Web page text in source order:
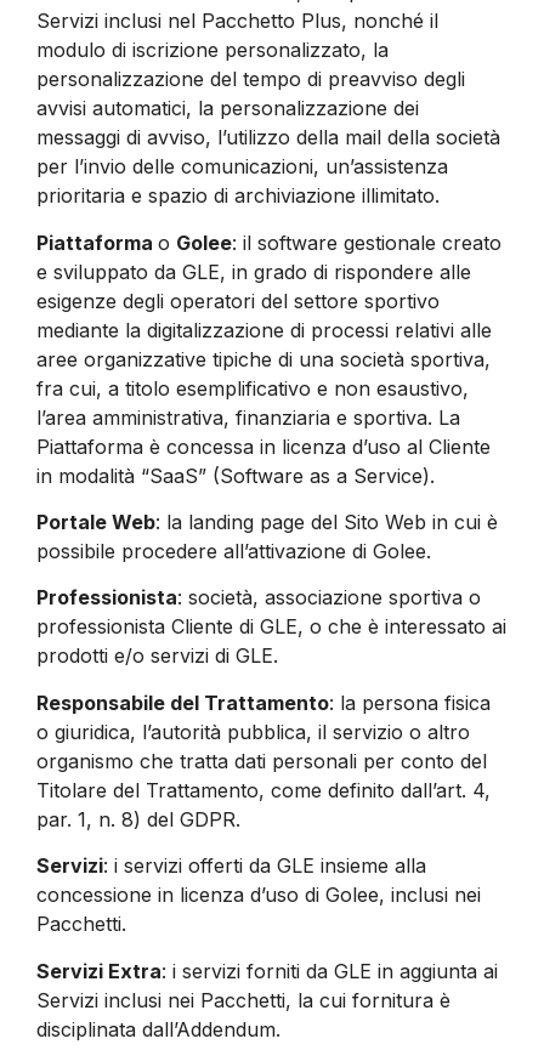
Servizi inclusi nel Pacchetto Plus, nonché il
modulo di iscrizione personalizzato, la
personalizzazione del tempo di preavviso degli
avvisi automatici, la personalizzazione dei
messaggi di avviso, l’utilizzo della mail della società
per l’invio delle comunicazioni, un’assistenza
prioritaria e spazio di archiviazione illimitato.
Piattaforma o Golee: il software gestionale creato
e sviluppato da GLE, in grado di rispondere alle
esigenze degli operatori del settore sportivo
mediante la digitalizzazione di processi relativi alle
aree organizzative tipiche di una società sportiva,
fra cui, a titolo esemplificativo e non esaustivo,
l’area amministrativa, finanziaria e sportiva. La
Piattaforma è concessa in licenza d’uso al Cliente
in modalità “SaaS” (Software as a Service).
Portale Web: la landing page del Sito Web in cui è
possibile procedere all’attivazione di Golee.
Professionista: società, associazione sportiva o
professionista Cliente di GLE, o che è interessato ai
prodotti e/o servizi di GLE.
Responsabile del Trattamento: la persona fisica
o giuridica, l’autorità pubblica, il servizio o altro
organismo che tratta dati personali per conto del
Titolare del Trattamento, come definito dall’art. 4,
par. 1, n. 8) del GDPR.
Servizi: i servizi offerti da GLE insieme alla
concessione in licenza d’uso di Golee, inclusi nei
Pacchetti.
Servizi Extra: i servizi forniti da GLE in aggiunta ai
Servizi inclusi nei Pacchetti, la cui fornitura è
disciplinata dall’Addendum.